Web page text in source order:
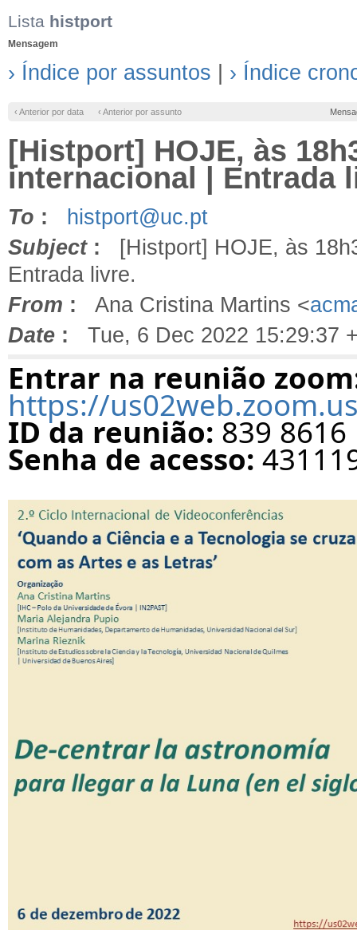
Lista histport
Mensagem
› Índice por assuntos › Índice
‹ Anterior por data ‹ Anterior por assunto
[Histport] HOJE, às
internacional | Entrada
To :
histport@uc.pt
Subject: [Histport] HOJE, às
Entrada livre.
From : Ana Cristina Martins <
Date : Tue, 6 Dec 2022 15:29:37
Entrar na reunião
https://
ID da reunião: 839 8616
Senha de acesso: